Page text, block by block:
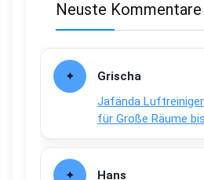
Neuste Kommentare
Grischa
Jafända
für Große Räume
Hans